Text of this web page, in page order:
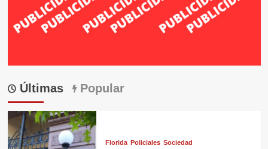
Últimas Popular
Florida Policiales Sociedad